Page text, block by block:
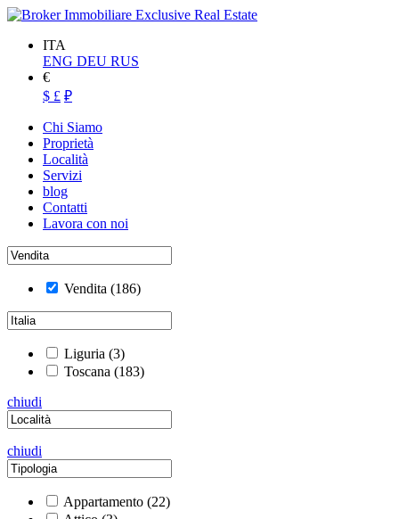
ITA
ENG DEU RUS
€
$ £ ₽
Chi Siamo
Proprietà
Località
Servizi
blog
Contatti
Lavora con noi
Vendita (186)
Liguria (3)
Toscana (183)
chiudi
chiudi
Appartamento (22)